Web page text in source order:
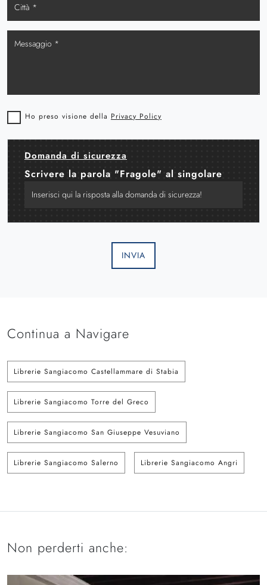
Ho preso visione della Privacy Policy
Domanda di sicurezza
Scrivere la parola "Fragole" al singolare
INVIA
Continua a Navigare
Librerie Sangiacomo Castellammare di Stabia
Librerie Sangiacomo Torre del Greco
Librerie Sangiacomo San Giuseppe Vesuviano
Librerie Sangiacomo Salerno Librerie Sangiacomo Angri
Non perderti anche: